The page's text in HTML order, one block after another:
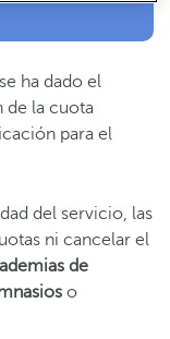
ha dado el
de la cuota
para el
del servicio, las
ni cancelar el
de
o